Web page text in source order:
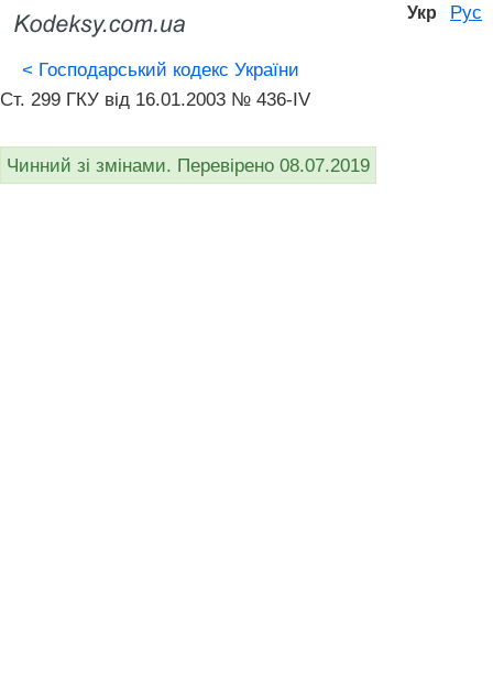
Укр Рус
< Господарський кодекс України
Ст. 299 ГКУ від 16.01.2003 № 436-IV
Чинний зі змінами. Перевірено 08.07.2019